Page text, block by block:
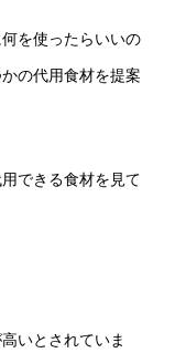
を使ったらいいの
の代用食材を提案
できる食材を見て
いとされていま